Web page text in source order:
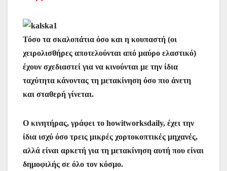
Τόσο τα σκαλοπάτια όσο και η κουπαστή (οι
χειρολισθήρες αποτελούνται από μαύρο ελαστικό)
έχουν σχεδιαστεί για να κινούνται με την ίδια
ταχύτητα κάνοντας τη μετακίνηση όσο πιο άνετη
και σταθερή γίνεται.
Ο κινητήρας, γράφει το howitworksdaily, έχει την
ίδια ισχύ όσο τρεις μικρές χορτοκοπτικές μηχανές,
αλλά είναι αρκετή για τη μετακίνηση αυτή που είναι
δημοφιλής σε όλο τον κόσμο.